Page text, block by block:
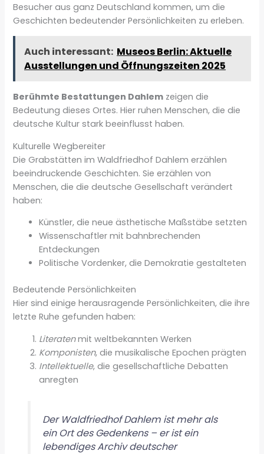
Besucher aus ganz Deutschland kommen, um die
Geschichten bedeutender Persönlichkeiten zu erleben.
Auch interessant: Museos Berlin: Aktuelle
Ausstellungen und Öffnungszeiten 2025
Berühmte Bestattungen Dahlem zeigen die
Bedeutung dieses Ortes. Hier ruhen Menschen, die die
deutsche Kultur stark beeinflusst haben.
Kulturelle Wegbereiter
Die Grabstätten im Waldfriedhof Dahlem erzählen
beeindruckende Geschichten. Sie erzählen von
Menschen, die die deutsche Gesellschaft verändert
haben:
Künstler, die neue ästhetische Maßstäbe setzten
Wissenschaftler mit bahnbrechenden
Entdeckungen
Politische Vordenker, die Demokratie gestalteten
Bedeutende Persönlichkeiten
Hier sind einige herausragende Persönlichkeiten, die ihre
letzte Ruhe gefunden haben:
Literatenmit weltbekannten Werken
Komponisten, die musikalische Epochen prägten
Intellektuelle, die gesellschaftliche Debatten
anregten
Der Waldfriedhof Dahlem ist mehr als
ein Ort des Gedenkens – er ist ein
lebendiges Archiv deutscher